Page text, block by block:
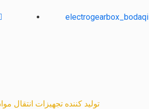
electrogearbox_bodaqi
تولید کننده تجهیزات انتقال